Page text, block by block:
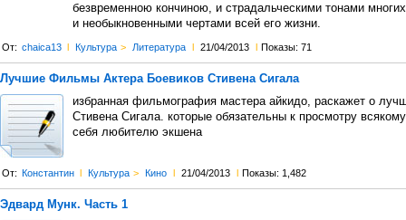
безвременною кончиною, и страдальческими тонами
и необыкновенными чертами всей его жизни.
От: chaica13 l Культура > Литература l 21/04/2013 l Показы: 71
Лучшие Фильмы Актера Боевиков Стивена Сигала
избранная фильмография мастера айкидо, раскажет о
Стивена Сигала. которые обязательны к просмотру
себя любителю экшена
От: Константин l Культура > Кино l 21/04/2013 l Показы: 1,482
Эдвард Мунк. Часть 1